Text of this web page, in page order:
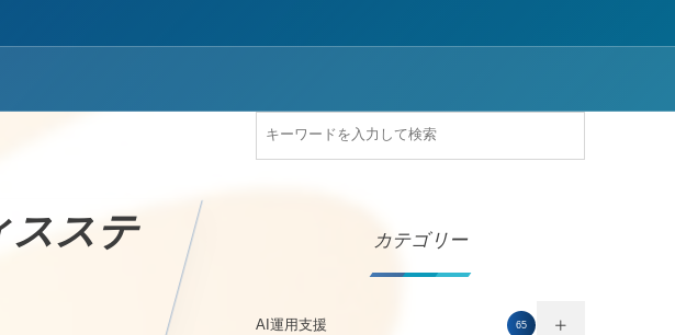
スステ
カテゴリー
AI運用支援 65